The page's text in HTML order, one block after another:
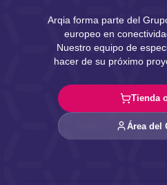
Arqia forma parte del
europeo en
Nuestro equipo de
hacer de su próximo
Tienda
Área del